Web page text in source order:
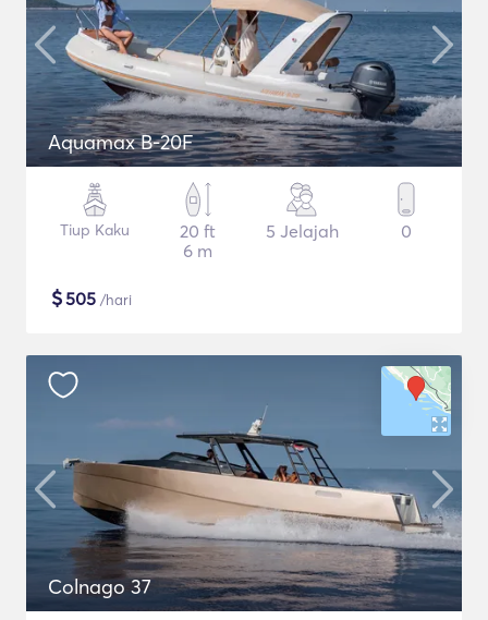
Aquamax B-20F
Tiup Kaku
20 ft
6 m
5 Jelajah 0
$505 /hari
Colnago 37